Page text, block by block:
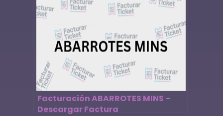
Facturación ABARROTES MINS –
Descargar Factura